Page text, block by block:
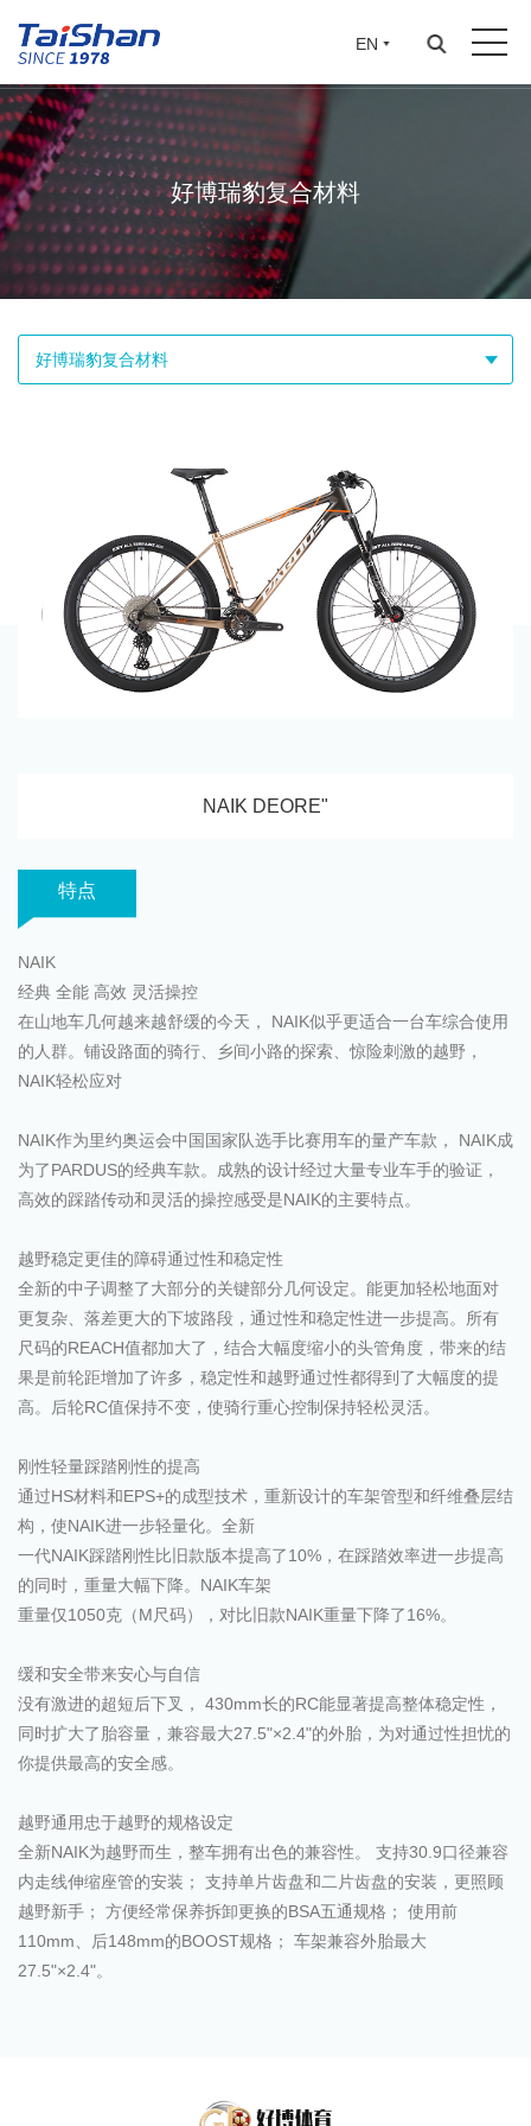
EN
好博瑞豹复合材料
好博瑞豹复合材料
NAIK DEORE"
特点
NAIK
经典 全能 高效 灵活操控
在山地车几何越来越舒缓的今天， NAIK似乎更适合一台车综合使用
的人群。铺设路面的骑行、乡间小路的探索、惊险刺激的越野，
NAIK轻松应对
NAIK作为里约奥运会中国国家队选手比赛用车的量产车款， NAIK成
为了PARDUS的经典车款。成熟的设计经过大量专业车手的验证，
高效的踩踏传动和灵活的操控感受是NAIK的主要特点。
越野稳定更佳的障碍通过性和稳定性
全新的中子调整了大部分的关键部分几何设定。能更加轻松地面对
更复杂、落差更大的下坡路段，通过性和稳定性进一步提高。所有
尺码的REACH值都加大了，结合大幅度缩小的头管角度，带来的结
果是前轮距增加了许多，稳定性和越野通过性都得到了大幅度的提
高。后轮RC值保持不变，使骑行重心控制保持轻松灵活。
刚性轻量踩踏刚性的提高
通过HS材料和EPS+的成型技术，重新设计的车架管型和纤维叠层结
构，使NAIK进一步轻量化。全新
一代NAIK踩踏刚性比旧款版本提高了10%，在踩踏效率进一步提高
的同时，重量大幅下降。NAIK车架
重量仅1050克（M尺码），对比旧款NAIK重量下降了16%。
缓和安全带来安心与自信
没有激进的超短后下叉， 430mm长的RC能显著提高整体稳定性，
同时扩大了胎容量，兼容最大27.5"×2.4"的外胎，为对通过性担忧的
你提供最高的安全感。
越野通用忠于越野的规格设定
全新NAIK为越野而生，整车拥有出色的兼容性。 支持30.9口径兼容
内走线伸缩座管的安装； 支持单片齿盘和二片齿盘的安装，更照顾
越野新手； 方便经常保养拆卸更换的BSA五通规格； 使用前
110mm、后148mm的BOOST规格； 车架兼容外胎最大
27.5"×2.4"。